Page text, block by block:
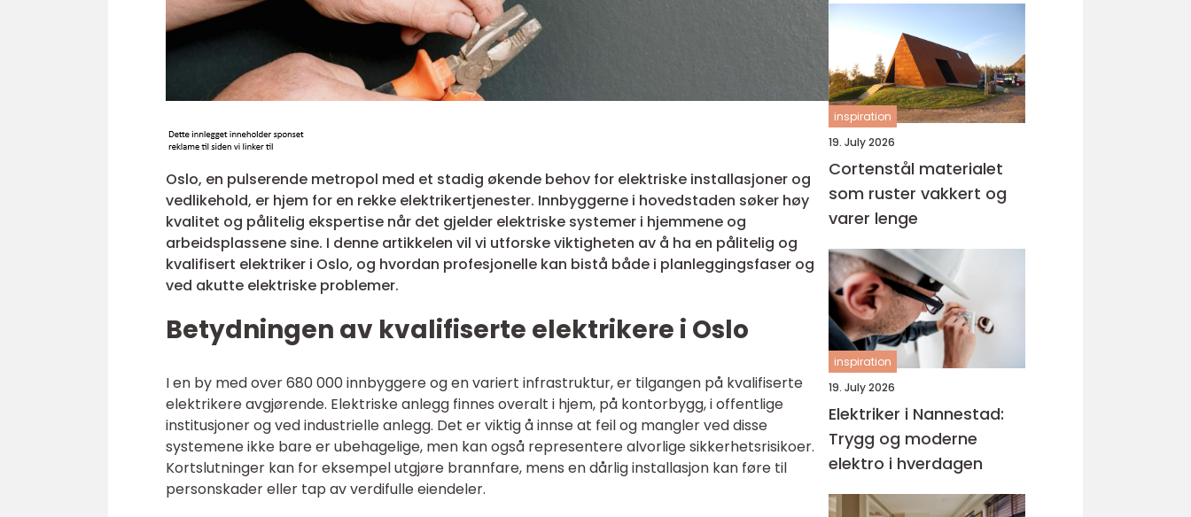
Oslo, en pulserende metropol med et stadig økende behov for elektriske installasjoner og
vedlikehold, er hjem for en rekke elektrikertjenester. Innbyggerne i hovedstaden søker høy
kvalitet og pålitelig ekspertise når det gjelder elektriske systemer i hjemmene og
arbeidsplassene sine. I denne artikkelen vil vi utforske viktigheten av å ha en pålitelig og
kvalifisert elektriker i Oslo, og hvordan profesjonelle kan bistå både i planleggingsfaser og
ved akutte elektriske problemer.
Betydningen av kvalifiserte elektrikere i Oslo
I en by med over 680 000 innbyggere og en variert infrastruktur, er tilgangen på kvalifiserte
elektrikere avgjørende. Elektriske anlegg finnes overalt i hjem, på kontorbygg, i offentlige
institusjoner og ved industrielle anlegg. Det er viktig å innse at feil og mangler ved disse
systemene ikke bare er ubehagelige, men kan også representere alvorlige sikkerhetsrisikoer.
Kortslutninger kan for eksempel utgjøre brannfare, mens en dårlig installasjon kan føre til
personskader eller tap av verdifulle eiendeler.
inspiration
19. July 2026
Cortenstål materialet
som ruster vakkert og
varer lenge
inspiration
19. July 2026
Elektriker i Nannestad:
Trygg og moderne
elektro i hverdagen